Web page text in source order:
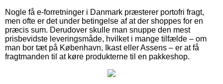
Nogle få e-forretninger i Danmark præsterer portofri fragt,
men ofte er det under betingelse af at der shoppes for en
præcis sum. Derudover skulle man snuppe den mest
prisbevidste leveringsmåde, hvilket i mange tilfælde – om
man bor tæt på København, Ikast eller Assens – er at få
fragtmanden til at køre produkterne til en pakkeshop.